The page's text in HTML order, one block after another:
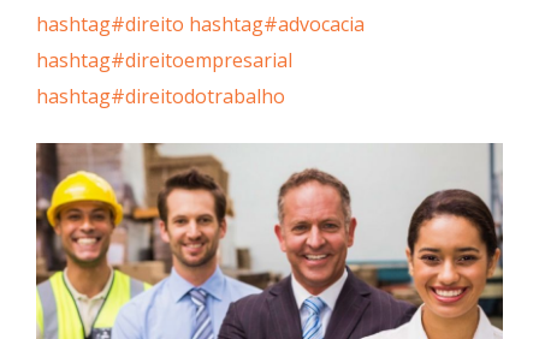
hashtag#direito hashtag#advocacia
hashtag#direitoempresarial
hashtag#direitodotrabalho